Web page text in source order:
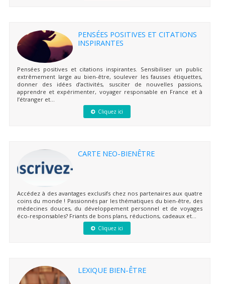
PENSÉES POSITIVES ET CITATIONS
INSPIRANTES
Pensées positives et citations inspirantes. Sensibiliser un public
extrêmement large au bien-être, soulever les fausses étiquettes,
donner des idées d’activités, susciter de nouvelles passions,
apprendre et expérimenter, voyager responsable en France et à
l’étranger et...
Cliquez ici
CARTE NEO-BIENÊTRE
Accédez à des avantages exclusifs chez nos partenaires aux quatre
coins du monde ! Passionnés par les thématiques du bien-être, des
médecines douces, du développement personnel et de voyages
éco-responsables? Friants de bons plans, réductions, cadeaux et...
Cliquez ici
LEXIQUE BIEN-ÊTRE